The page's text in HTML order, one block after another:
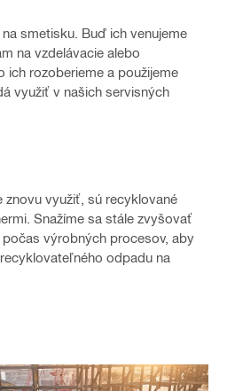
smetisku. Buď ich venujeme
na vzdelávacie alebo
ich rozoberieme a použijeme
využiť v našich servisných
znovu využiť, sú recyklované
Snažíme sa stále zvyšovať
výrobných procesov, aby
odpadu na